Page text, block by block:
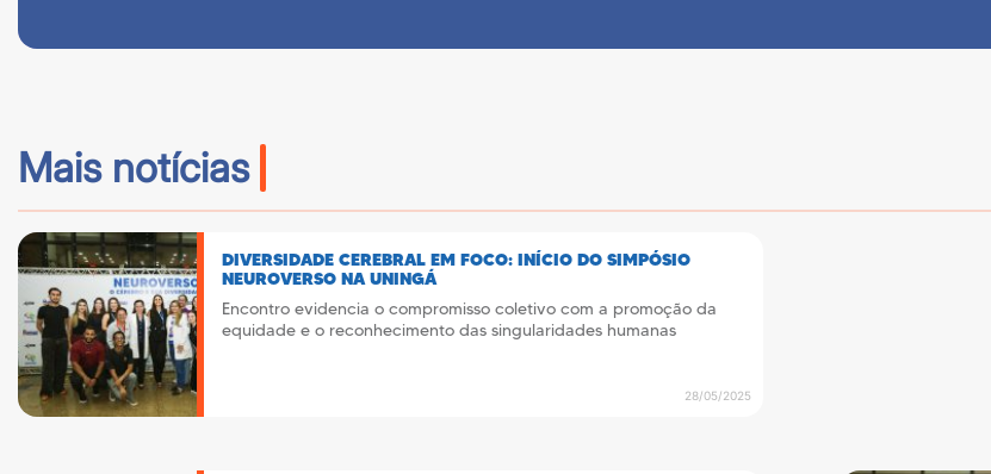
Mais notícias
DIVERSIDADE CEREBRAL EM FOCO: INÍCIO DO SIMPÓSIO
NEUROVERSO NA UNINGÁ
Encontro evidencia o compromisso coletivo com a promoção da
equidade e o reconhecimento das singularidades humanas
28/05/2025